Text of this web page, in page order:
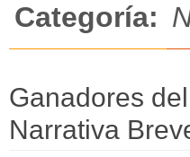
Categoría:
Ganadores
Narrativa